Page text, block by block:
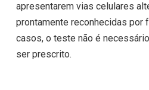
apresentarem vias celulares
prontamente reconhecidas por
casos, o teste não é
ser prescrito.